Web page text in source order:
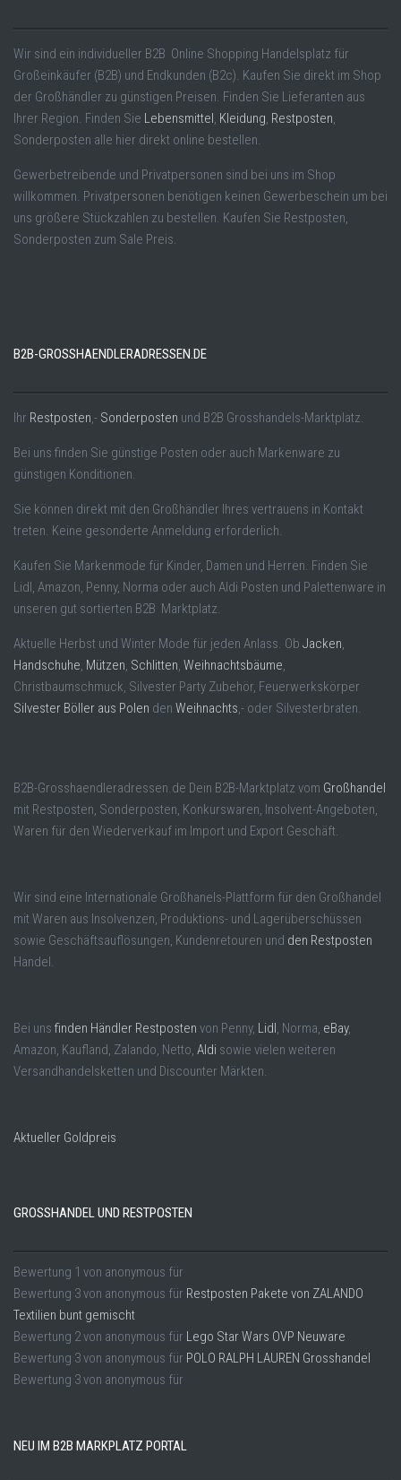
Wir sind ein individueller B2B Online Shopping Handelsplatz für
Großeinkäufer (B2B) und Endkunden (B2c). Kaufen Sie direkt im Shop
der Großhändler zu günstigen Preisen. Finden Sie Lieferanten aus
Ihrer Region. Finden Sie Lebensmittel Kleidung Restposten
Sonderposten alle hier direkt online bestellen.
Gewerbetreibende und Privatpersonen sind bei uns im Shop
willkommen. Privatpersonen benötigen keinen Gewerbeschein um bei
uns größere Stückzahlen zu bestellen. Kaufen Sie Restposten,
Sonderposten zum Sale Preis.
B2B-GROSSHAENDLERADRESSEN.DE
Ihr Restposten ,- Sonderposten und B2B Grosshandels-Marktplatz.
Bei uns finden Sie günstige Posten oder auch Markenware zu
günstigen Konditionen.
Sie können direkt mit den Großhändler Ihres vertrauens in Kontakt
treten. Keine gesonderte Anmeldung erforderlich.
Kaufen Sie Markenmode für Kinder, Damen und Herren. Finden Sie
Lidl, Amazon, Penny, Norma oder auch Aldi Posten und Palettenware in
unseren gut sortierten B2B Marktplatz.
Aktuelle Herbst und Winter Mode für jeden Anlass. Ob Jacken
Handschuhe Mützen Schlitten Weihnachtsbäume
Christbaumschmuck, Silvester Party Zubehör, Feuerwerkskörper
Silvester Böller aus Polen den Weihnachts ,- oder Silvesterbraten.
B2B-Grosshaendleradressen.de Dein B2B-Marktplatz vom Großhandel
mit Restposten, Sonderposten, Konkurswaren, Insolvent-Angeboten,
Waren für den Wiederverkauf im Import und Export Geschäft.
Wir sind eine Internationale Großhanels-Plattform für den Großhandel
mit Waren aus Insolvenzen, Produktions- und Lagerüberschüssen
sowie Geschäftsauflösungen, Kundenretouren und den Restposten
Handel.
Bei uns finden Händler Restposten von Penny, Lidl , Norma, eBay,
Amazon, Kaufland, Zalando, Netto, Aldi sowie vielen weiteren
Versandhandelsketten und Discounter Märkten.
Aktueller Goldpreis
GROSSHANDEL UND RESTPOSTEN
Bewertung 1 von anonymous für
Bewertung 3von anonymous für Restposten Pakete von ZALANDO
Textilien bunt gemischt
Bewertung 2von anonymous für Lego Star Wars OVP Neuware
Bewertung 3von anonymous für POLO RALPH LAUREN Grosshandel
Bewertung 3von anonymous für
NEU IM B2B MARKPLATZ PORTAL